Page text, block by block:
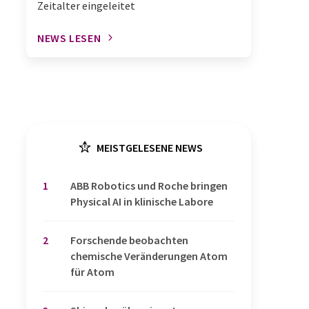
Zeitalter eingeleitet
NEWS LESEN
MEISTGELESENE NEWS
1
​​​​​​​ABB Robotics und Roche bringen
Physical AI in klinische Labore
2
Forschende beobachten
chemische Veränderungen Atom
für Atom